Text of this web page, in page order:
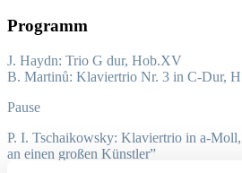
Programm
J. Haydn: Trio G dur, Hob.XV
B. Martinů: Klaviertrio Nr. 3 in C-Dur, H
Pause
P. I. Tschaikowsky: Klaviertrio in a-
an einen großen Künstler”